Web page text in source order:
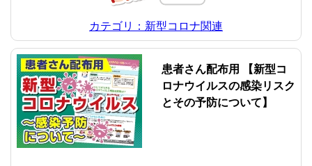
カテゴリ：新型コロナ関連
患者さん配布用 【新型コ
ロナウイルスの感染リスク
とその予防について】